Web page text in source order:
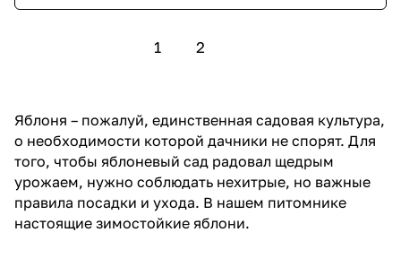
1 2
Яблоня – пожалуй, единственная садовая культура,
о необходимости которой дачники не спорят. Для
того, чтобы яблоневый сад радовал щедрым
урожаем, нужно соблюдать нехитрые, но важные
правила посадки и ухода. В нашем питомнике
настоящие зимостойкие яблони.